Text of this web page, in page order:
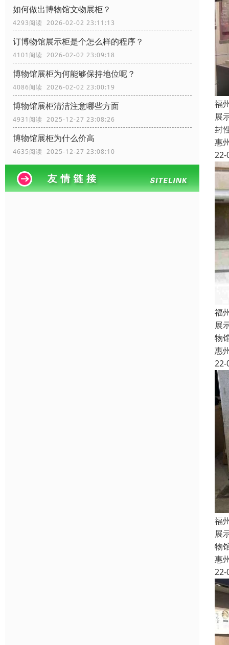
如何做出博物馆文物展柜？
4293阅读 2026-02-02 23:11:13
订博物馆展示柜是个怎么样的程序？
4101阅读 2026-02-02 23:09:18
博物馆展柜为何能够保持地位呢？
4086阅读 2026-02-02 23:00:19
博物馆展柜清洁注意哪些方面
4931阅读 2025-12-27 23:08:26
博物馆展柜为什么价高
4635阅读 2025-12-27 23:08:10
福
展
封
惠
22-
福
展
物
惠
22-
福
展
物
惠
22-